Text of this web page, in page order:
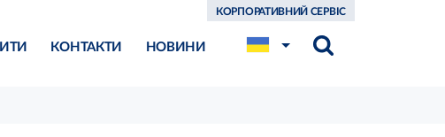
КОНТАКТИ НОВИНИ
КОРПОРАТИВНИЙ СЕРВІС